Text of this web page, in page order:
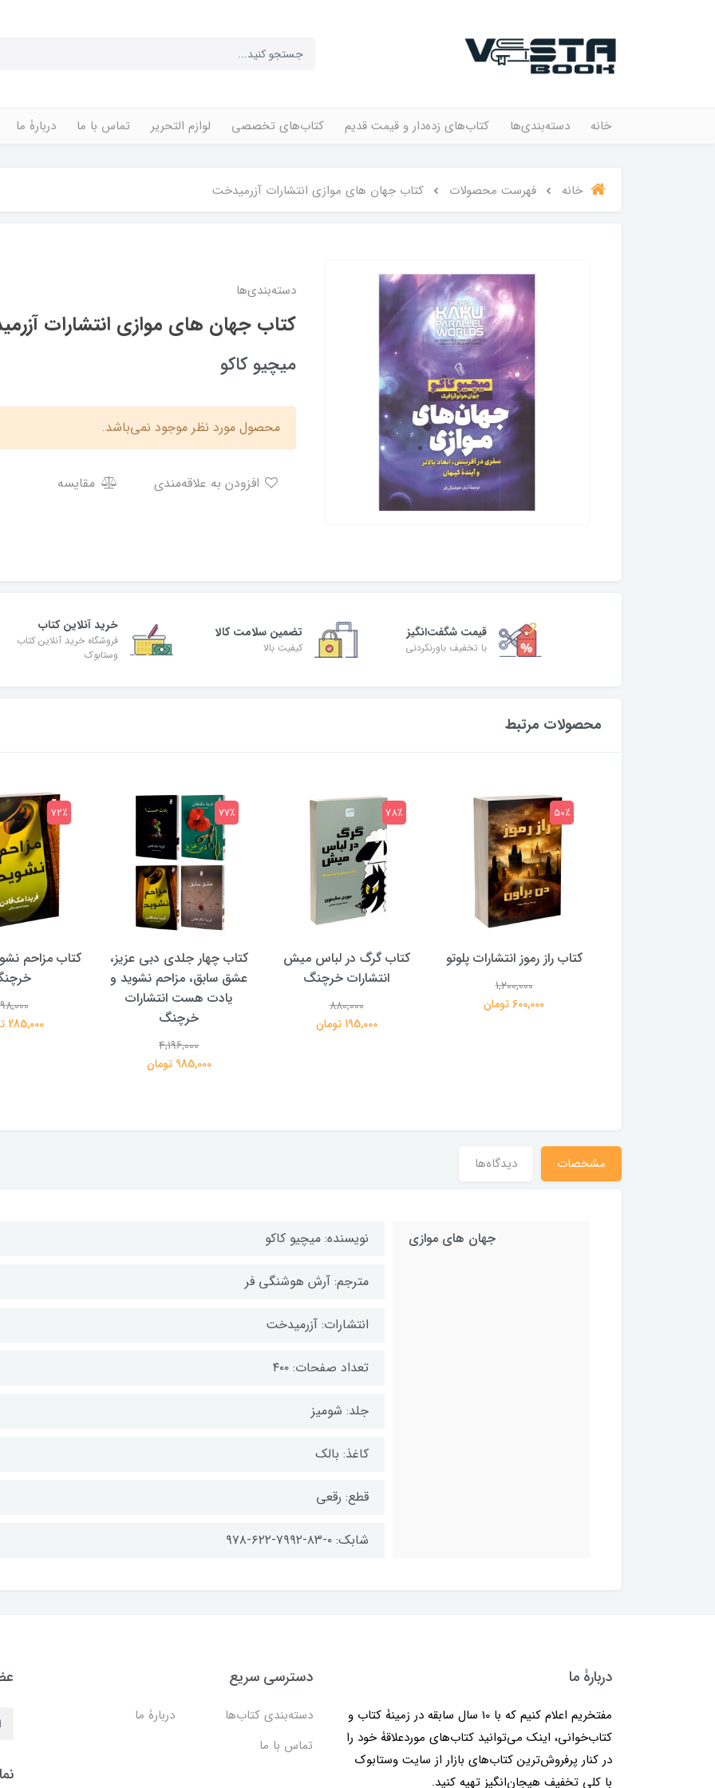
خانه دسته‌بندی‌ها کتاب‌های زده‌دار و قیمت قدیم کتاب‌های تخصصی لوازم التحریر تماس با ما دربارۀ ما
خانه فهرست محصولات کتاب جهان های موازی انتشارات آزرمیدخت
دسته‌بندی‌ها
کتاب جهان های موازی انتشارات
میچیو کاکو
محصول مورد نظر موجود نمی‌باشد.
مقایسه
قیمت شگفت‌انگیز
با تخفیف باورنکردنی
تضمین سلامت کالا
کیفیت بالا
خرید آنلاین کتاب
فروشگاه خرید آنلاین کتاب
وستابوک
محصولات مرتبط
کتاب راز رموز انتشارات پلوتو
1,200,000
600,000 تومان
50٪
کتاب گرگ در لباس میش
انتشارات خرچنگ
880,000
195,000 تومان
78٪
کتاب چهار جلدی دبی عزیز،
عشق سابق، مزاحم نشوید و
یادت هست انتشارات
خرچنگ
4,196,000
985,000 تومان
77٪
کتاب مزاحم
285,000 تومان
72٪
مشخصات دیدگاه‌ها
جهان های موازی نویسنده: میچیو کاکو
مترجم: آرش هوشنگی فر
انتشارات: آزرمیدخت
تعداد صفحات: ۴۰۰
جلد: شومیز
کاغذ: بالک
قطع: رقعی
شابک: ۰-۸۳-۷۹۹۲-۶۲۲-۹۷۸
دربارۀ ما
مفتخریم اعلام کنیم که با 10 سال سابقه در زمینۀ کتاب و
کتاب‌خوانی، اینک می‌توانید کتاب‌های موردعلاقۀ خود را
در کنار پرفروش‌ترین کتاب‌های بازار از سایت وستابوک
با کلی تخفیف هیجان‌انگیز تهیه کنید.
دسترسی سریع
دسته‌بندی کتاب‌ها
دربارۀ ما
تماس با ما